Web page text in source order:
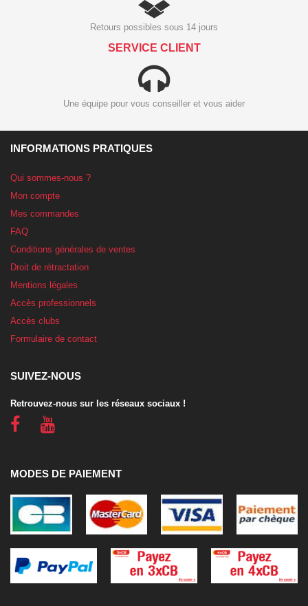
Retours possibles sous 14 jours
SERVICE CLIENT
Une équipe pour vous conseiller et vous aider
INFORMATIONS PRATIQUES
Qui sommes-nous ?
Mon compte
Mes commandes
FAQ
Conditions générales de ventes
Droit de rétractation
Mentions légales
Accès professionnels
Accès clubs
Formulaire de contact
SUIVEZ-NOUS
Retrouvez-nous sur les réseaux sociaux !
MODES DE PAIEMENT